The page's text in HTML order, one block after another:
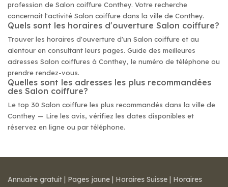
profession de Salon coiffure Conthey. Votre recherche
concernait l'activité Salon coiffure dans la ville de Conthey.
Quels sont les horaires d'ouverture Salon coiffure?
Trouver les horaires d'ouverture d'un Salon coiffure et au
alentour en consultant leurs pages. Guide des meilleures
adresses Salon coiffures à Conthey, le numéro de téléphone ou
prendre rendez-vous.
Quelles sont les adresses les plus recommandées
des Salon coiffure?
Le top 30 Salon coiffure les plus recommandés dans la ville de
Conthey — Lire les avis, vérifiez les dates disponibles et
réservez en ligne ou par téléphone.
Annuaire gratuit | Pages jaune | Horaires Suisse | Horaires